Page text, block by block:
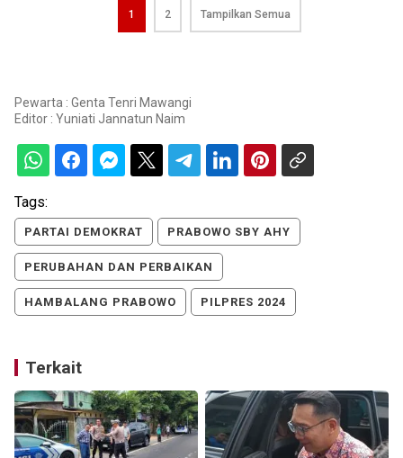
1 2 Tampilkan Semua
Pewarta : Genta Tenri Mawangi
Editor : Yuniati Jannatun Naim
Tags:
PARTAI DEMOKRAT PRABOWO SBY AHY
PERUBAHAN DAN PERBAIKAN
HAMBALANG PRABOWO PILPRES 2024
Terkait